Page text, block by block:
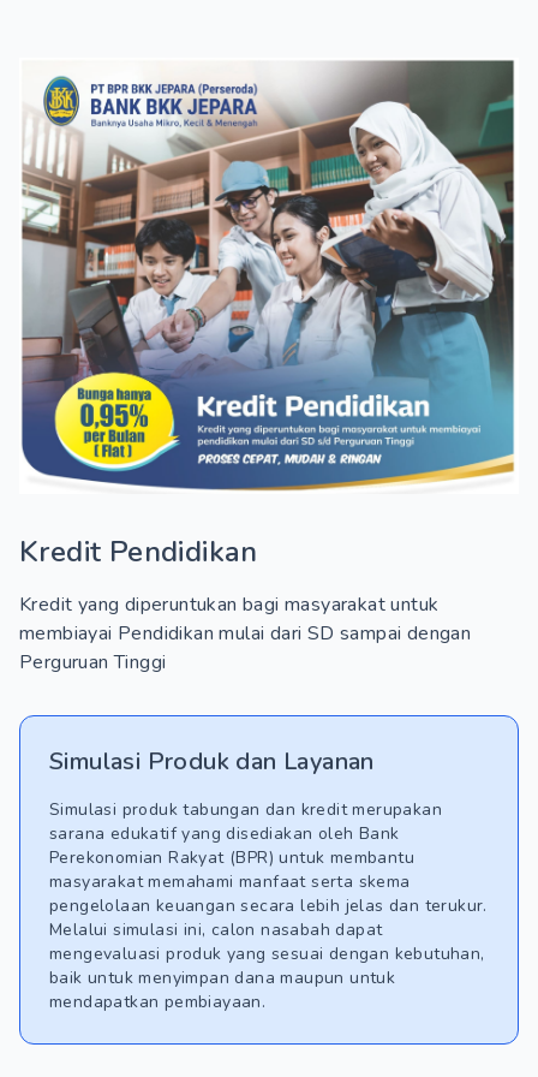
Kredit Pendidikan
Kredit yang diperuntukan bagi masyarakat untuk
membiayai Pendidikan mulai dari SD sampai dengan
Perguruan Tinggi
Simulasi Produk dan Layanan
Simulasi produk tabungan dan kredit merupakan
sarana edukatif yang disediakan oleh Bank
Perekonomian Rakyat (BPR) untuk membantu
masyarakat memahami manfaat serta skema
pengelolaan keuangan secara lebih jelas dan terukur.
Melalui simulasi ini, calon nasabah dapat
mengevaluasi produk yang sesuai dengan kebutuhan,
baik untuk menyimpan dana maupun untuk
mendapatkan pembiayaan.